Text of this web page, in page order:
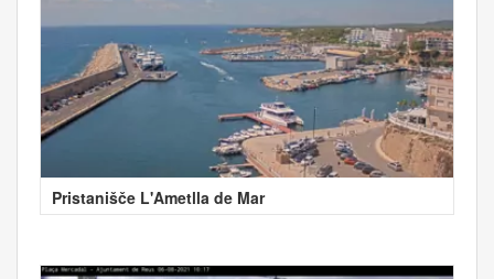
Pristanišče L'Ametlla de Mar